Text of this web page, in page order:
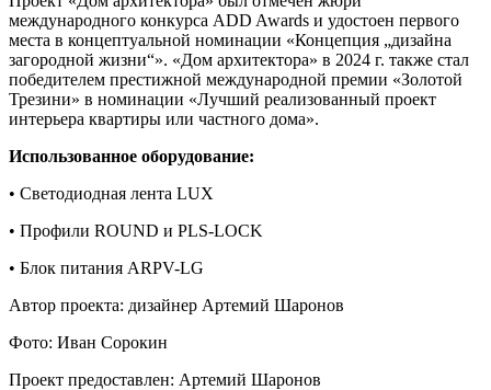
международного конкурса ADD Awards и удостоен первого
места в концептуальной номинации «Концепция „дизайна
загородной жизни“». «Дом архитектора» в 2024 г. также стал
победителем престижной международной премии «Золотой
Трезини» в номинации «Лучший реализованный проект
интерьера квартиры или частного дома».
Использованное оборудование:
• Светодиодная лента LUX
• Профили ROUND и PLS-LOCK
• Блок питания ARPV-LG
Автор проекта: дизайнер Артемий Шаронов
Фото: Иван Сорокин
Проект предоставлен: Артемий Шаронов